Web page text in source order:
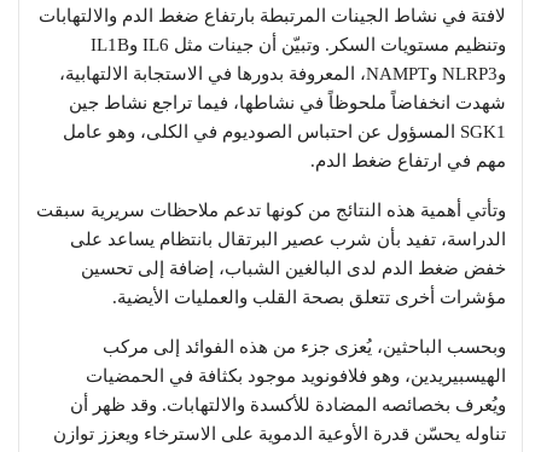
لافتة في نشاط الجينات المرتبطة بارتفاع ضغط الدم والالتهابات
وتنظيم مستويات السكر. وتبيّن أن جينات مثل IL6 وIL1B
وNLRP3 وNAMPT، المعروفة بدورها في الاستجابة الالتهابية،
شهدت انخفاضاً ملحوظاً في نشاطها، فيما تراجع نشاط جين
SGK1 المسؤول عن احتباس الصوديوم في الكلى، وهو عامل
مهم في ارتفاع ضغط الدم.
وتأتي أهمية هذه النتائج من كونها تدعم ملاحظات سريرية سبقت
الدراسة، تفيد بأن شرب عصير البرتقال بانتظام يساعد على
خفض ضغط الدم لدى البالغين الشباب، إضافة إلى تحسين
مؤشرات أخرى تتعلق بصحة القلب والعمليات الأيضية.
وبحسب الباحثين، يُعزى جزء من هذه الفوائد إلى مركب
الهيسبيريدين، وهو فلافونويد موجود بكثافة في الحمضيات
ويُعرف بخصائصه المضادة للأكسدة والالتهابات. وقد ظهر أن
تناوله يحسّن قدرة الأوعية الدموية على الاسترخاء ويعزز توازن